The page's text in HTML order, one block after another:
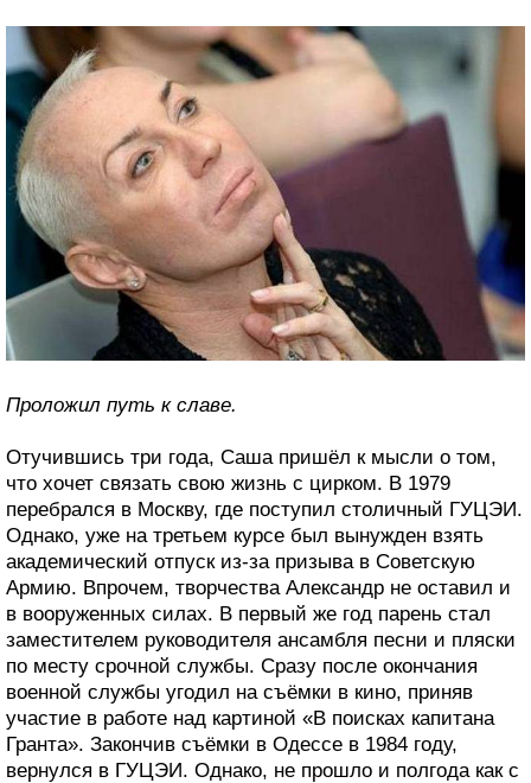
Проложил путь к славе.
Отучившись три года, Саша пришёл к мысли о том,
что хочет связать свою жизнь с цирком. В 1979
перебрался в Москву, где поступил столичный ГУЦЭИ.
Однако, уже на третьем курсе был вынужден взять
академический отпуск из-за призыва в Советскую
Армию. Впрочем, творчества Александр не оставил и
в вооруженных силах. В первый же год парень стал
заместителем руководителя ансамбля песни и пляски
по месту срочной службы. Сразу после окончания
военной службы угодил на съёмки в кино, приняв
участие в работе над картиной «В поисках капитана
Гранта». Закончив съёмки в Одессе в 1984 году,
вернулся в ГУЦЭИ. Однако, не прошло и полгода как с